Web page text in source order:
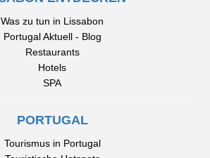
Was zu tun in Lissabon
Portugal Aktuell - Blog
Restaurants
Hotels
SPA
PORTUGAL
Tourismus in Portugal